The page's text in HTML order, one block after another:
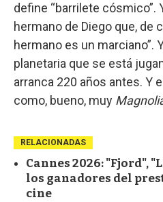
define “barrilete cósmico”.
hermano de Diego que, de
hermano es un marciano”.
planetaria que se está
arranca 220 años antes. Y
como, bueno, muy
RELACIONADAS
Cannes 2026: "Fjord",
los ganadores del
cine